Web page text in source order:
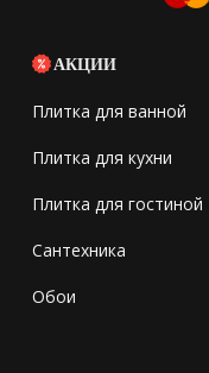
АКЦИИ
Плитка для ванной
Плитка для кухни
Плитка для гостиной
Сантехника
Обои